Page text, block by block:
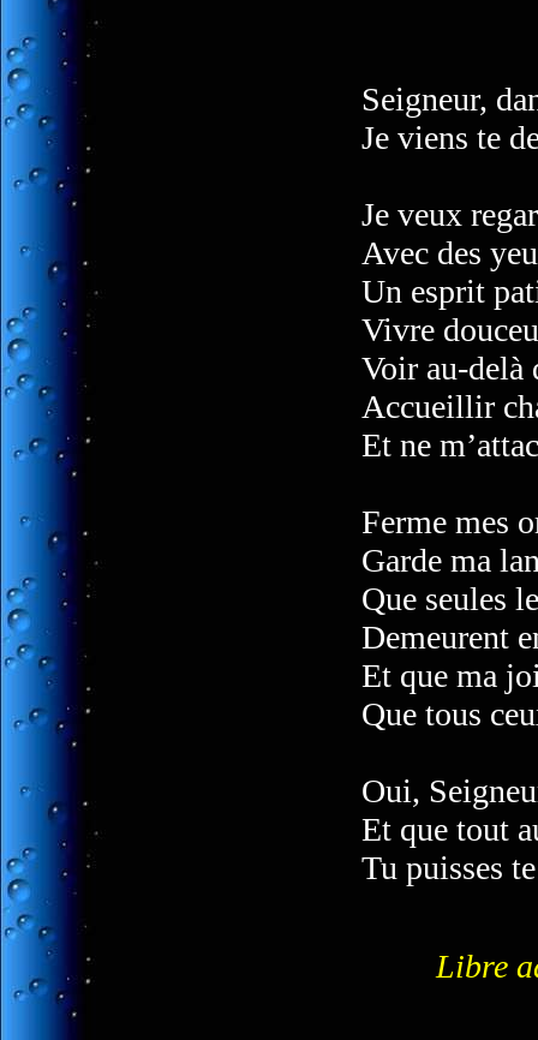
Seigneur,
Je viens te
Je veux
Avec des
Un esprit
Vivre
Voir au-delà
Accueillir
Et ne
Ferme mes
Garde ma
Que seules
Demeurent
Et que ma
Que tous
Oui,
Et que tout
Tu puisses
Libre